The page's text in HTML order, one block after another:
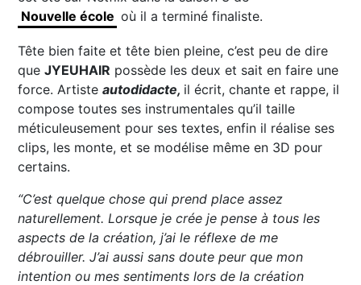
Nouvelle école où il a terminé finaliste.
Tête bien faite et tête bien pleine, c’est peu de dire
queJYEUHAIR possède les deux et sait en faire une
force. Artisteautodidacte, il écrit, chante et rappe, il
compose toutes ses instrumentales qu’il taille
méticuleusement pour ses textes, enfin il réalise ses
clips, les monte, et se modélise même en 3D pour
certains.
“C’est quelque chose qui prend place assez
naturellement. Lorsque je crée je pense à tous les
aspects de la création, j’ai le réflexe de me
débrouiller. J’ai aussi sans doute peur que mon
intention ou mes sentiments lors de la création